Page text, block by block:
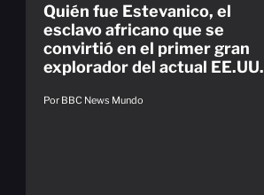
Quién fue Estevanico, el
esclavo africano que se
convirtió en el primer gran
explorador del actual EE.UU.
Por BBC News Mundo